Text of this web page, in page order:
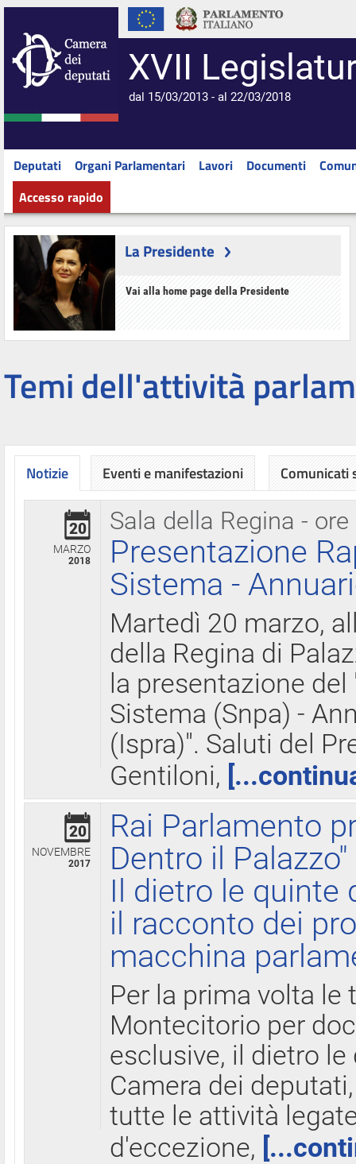
XVII
dal 15/03/2013 - al 22/03/2018
Deputati Organi Parlamentari Lavori Documenti
Accesso rapido
La Presidente
Vai alla home page della Presidente
Temi dell'attività
Notizie
Sala della Regina - ore
20
MARZO
2018
Presentazione
Sistema -
Martedì 20 marzo,
della Regina di
la presentazione
Sistema (Snpa) -
(Ispra)". Saluti del
Gentiloni,
20
NOVEMBRE
2017
Rai Parlamento
Dentro il Palazzo"
Il dietro le quinte
il racconto dei
macchina
Per la prima volta le
Montecitorio per
esclusive, il dietro
Camera dei
tutte le attività
d'eccezione,
Eventi e manifestazioni Comunicati